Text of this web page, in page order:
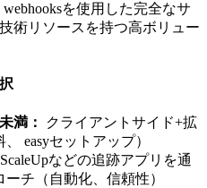
webhooksを使用した完全なサ
術リソースを持つ高ボリュー
満：
クライアントサイド+拡
easyセットアップ）
ScaleUpなどの追跡アプリを通
チ（自動化、信頼性）